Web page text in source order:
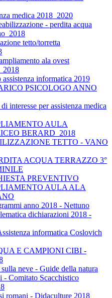
medica 2018_2020
- perdita acqua
tetto/torretta
ala ovest
informatica 2019
PSICOLOGO ANNO
interesse per assistenza medica
AULA
BERARD_2018
TETTO - VANO
ACQUA TERRAZZO 3°
PREVENTIVO
AULA ALA
anno 2018 - Nettuno
dichiarazioni 2018 -
informatica Coslovich
E CAMPIONI CIBI -
neve - Guide della natura
- Comitato Scacchistico
romani - Didaculture 2018